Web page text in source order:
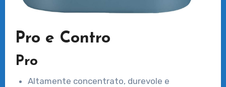
Pro e Contro
Pro
Altamente concentrato, durevole e